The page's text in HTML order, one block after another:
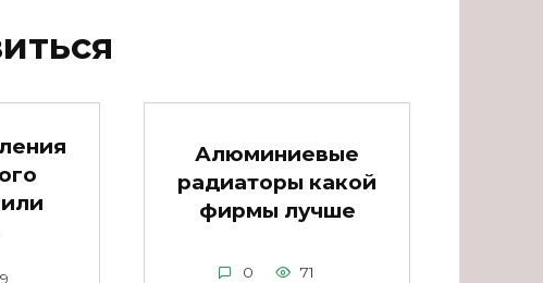
Алюминиевые
радиаторы какой
фирмы лучше
0 71